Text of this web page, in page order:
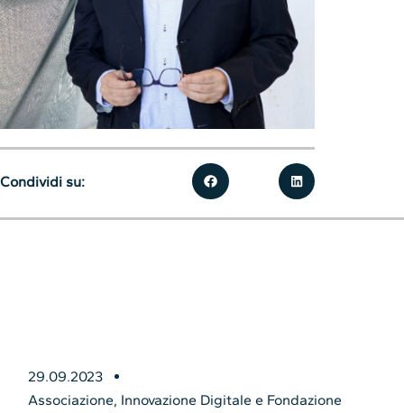
29.09.2023
Associazione, Innovazione Digitale e Fondazione
Condividi su: